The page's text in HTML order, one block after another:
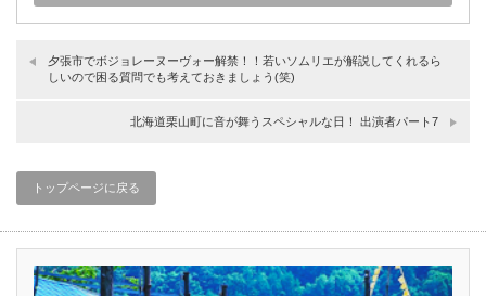
夕張市でボジョレーヌーヴォー解禁！！若いソムリエが解説してくれるら
しいので困る質問でも考えておきましょう(笑)
北海道栗山町に音が舞うスペシャルな日！ 出演者パート7
トップページに戻る